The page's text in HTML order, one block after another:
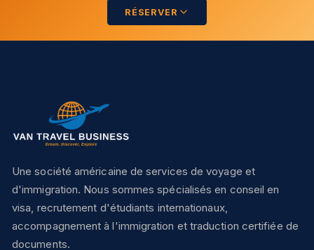
RÉSERVER
Une société américaine de services de voyage et
d'immigration. Nous sommes spécialisés en conseil en
visa, recrutement d'étudiants internationaux,
accompagnement à l'immigration et traduction certifiée de
documents.